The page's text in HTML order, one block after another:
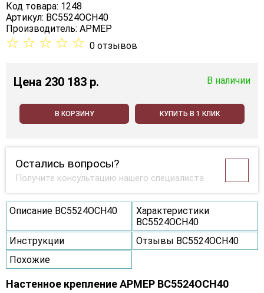
Код товара: 1248
Артикул: ВС5524ОСН40
Производитель: АРМЕР
☆ ☆ ☆ ☆ ☆ 0 отзывов
Цена 230 183 p. В наличии
В КОРЗИНУ КУПИТЬ В 1 КЛИК
Остались вопросы?
Получите консультацию нашего специалиста
Описание ВС5524ОСН40
Характеристики
ВС5524ОСН40
Инструкции
Отзывы ВС5524ОСН40
Похожие
Настенное крепление АРМЕР ВС5524ОСН40